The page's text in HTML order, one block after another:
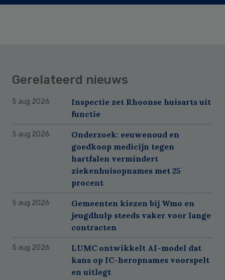
Gerelateerd nieuws
5 aug 2026
Inspectie zet Rhoonse huisarts uit
functie
5 aug 2026
Onderzoek: eeuwenoud en
goedkoop medicijn tegen
hartfalen vermindert
ziekenhuisopnames met 25
procent
5 aug 2026
Gemeenten kiezen bij Wmo en
jeugdhulp steeds vaker voor lange
contracten
5 aug 2026
LUMC ontwikkelt AI-model dat
kans op IC-heropnames voorspelt
en uitlegt